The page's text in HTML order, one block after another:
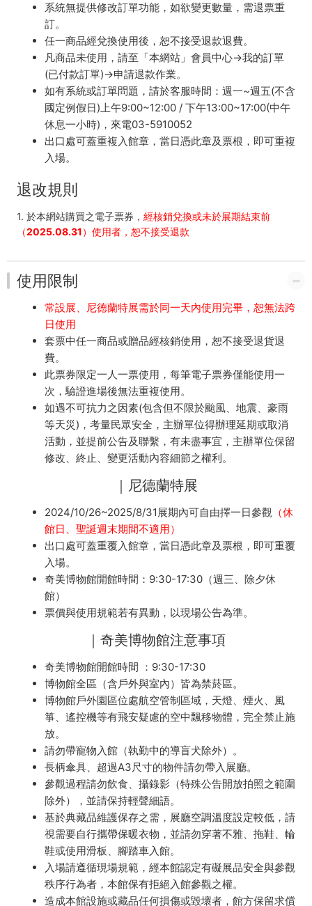
系統無提供修改訂單功能，如欲變更數量，需退票重
訂。
任一商品經兌換使用後，恕不接受退款退費。
凡商品未使用，請至「本網站」會員中心→我的訂單
(已付款訂單)→申請退款作業。
如有系統或訂單問題，請於客服時間：週一~週五(不含
國定例假日)上午9:00~12:00 / 下午13:00~17:00(中午
休息一小時)，來電03-5910052
出口處可蓋重複入館章，當日憑此章及票根，即可重複
入場。
退改規則
1. 於本網站購買之電子票券， 經核銷兌換或未於展期結束前
（2025.08.31）使用者，恕不接受退款
使用限制
常設展、尼德蘭特展需於同一天內使用完畢，恕無法跨
日使用
套票中任一商品或贈品經核銷使用，恕不接受退貨退
費。
此票券限定一人一票使用，每筆電子票券僅能使用一
次，驗證進場後無法重複使用。
如遇不可抗力之因素(包含但不限於颱風、地震、豪雨
等天災)，考量民眾安全，主辦單位得辦理延期或取消
活動，並提前公告及聯繫，有未盡事宜，主辦單位保留
修改、終止、變更活動內容細節之權利。
｜尼德蘭特展
2024/10/26~2025/8/31展期內可自由擇一日參觀 （休
館日、聖誕週末期間不適用）
出口處可蓋重覆入館章，當日憑此章及票根，即可重覆
入場。
奇美博物館開館時間：9:30-17:30（週三、除夕休
館）
票價與使用規範若有異動，以現場公告為準。
｜奇美博物館注意事項
奇美博物館開館時間 ：9:30-17:30
博物館全區（含戶外與室內）皆為禁菸區。
博物館戶外園區位處航空管制區域，天燈、煙火、風
箏、遙控機等有飛安疑慮的空中飄移物體，完全禁止施
放。
請勿帶寵物入館（執勤中的導盲犬除外）。
長柄傘具、超過A3尺寸的物件請勿帶入展廳。
參觀過程請勿飲食、攝錄影（特殊公告開放拍照之範圍
除外），並請保持輕聲細語。
基於典藏品維護保存之需，展廳空調溫度設定較低，請
視需要自行攜帶保暖衣物，並請勿穿著不雅、拖鞋、輪
鞋或使用滑板、腳踏車入館。
入場請遵循現場規範，經本館認定有礙展品安全與參觀
秩序行為者，本館保有拒絕入館參觀之權。
造成本館設施或藏品任何損傷或毀壞者，館方保留求償